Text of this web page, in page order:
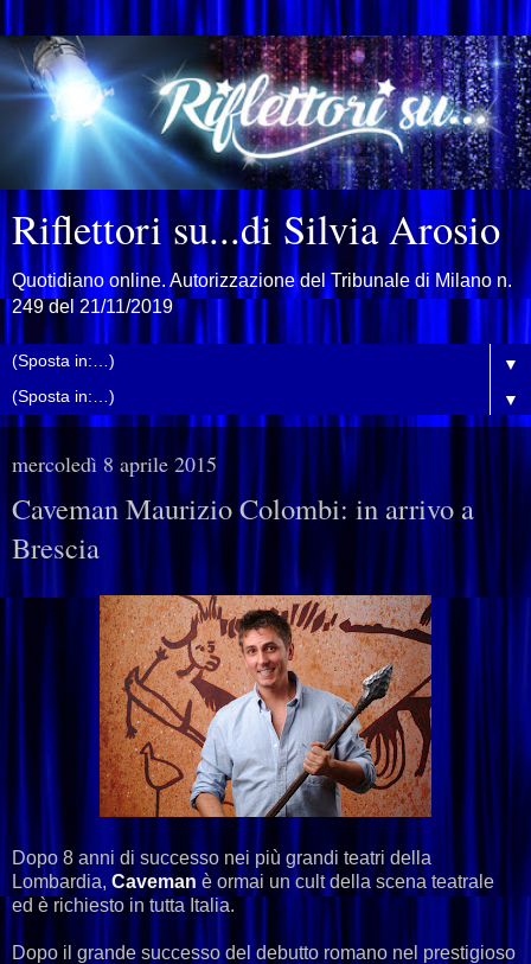
Riflettori su...di Silvia Arosio
Quotidiano online. Autorizzazione del Tribunale di Milano n.
249 del 21/11/2019
▼
▼
mercoledì 8 aprile 2015
Caveman Maurizio Colombi: in arrivo a
Brescia
Dopo 8 anni di successo nei più grandi teatri della
Lombardia, Caveman è ormai un cult della scena teatrale
ed è richiesto in tutta Italia.
Dopo il grande successo del debutto romano nel prestigioso